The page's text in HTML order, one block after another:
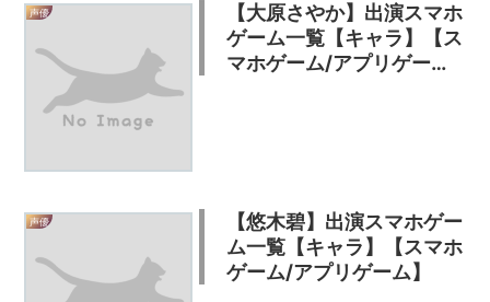
声優
【大原さやか】出演スマホ
ゲーム一覧【キャラ】【ス
マホゲーム/アプリゲー
声優
【悠木碧】出演スマホゲー
ム一覧【キャラ】【スマホ
ゲーム/アプリゲーム】